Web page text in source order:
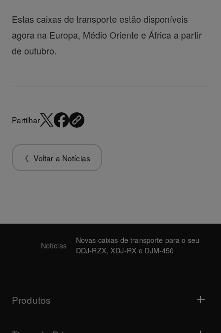
Estas caixas de transporte estão disponíveis
agora na Europa, Médio Oriente e África a partir
de outubro.
Partilhar
Voltar a Notícias
Notícias
Novas caixas de transporte para o seu
DDJ-RZX, XDJ-RX e DJM-450
Produtos
Mesas de mistura para DJ